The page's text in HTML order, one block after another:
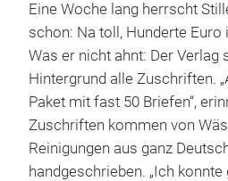
Eine Woche lang herrscht
schon: Na toll, Hunderte Euro
Was er nicht ahnt: Der Verlag
Hintergrund alle Zuschriften.
Paket mit fast 50 Briefen“,
Zuschriften kommen von
Reinigungen aus ganz
handgeschrieben. „Ich